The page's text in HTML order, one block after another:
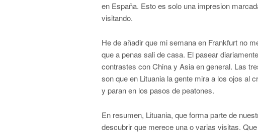
en España. Esto es solo una impresion
visitando.
He de añadir que mi semana en Frankfurt no
que a penas sali de casa. El pasear
contrastes con China y Asia en general. Las
son que en Lituania la gente mira a los ojos al
y paran en los pasos de peatones.
En resumen, Lituania, que forma parte de
descubrir que merece una o varias visitas.